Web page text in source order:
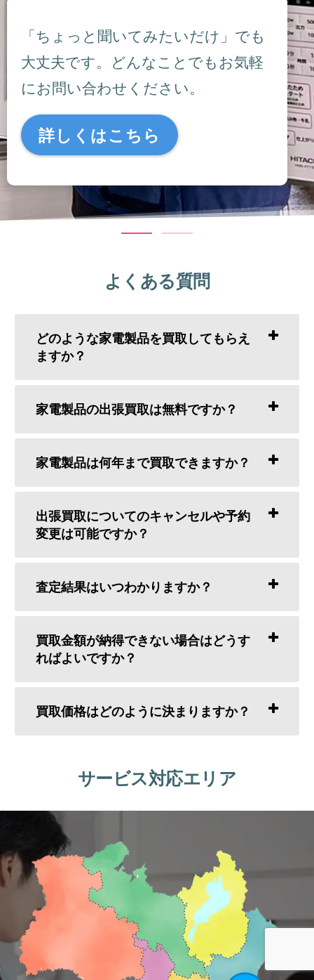
「ちょっと聞いてみたいだけ」でも
大丈夫です。どんなことでもお気軽
にお問い合わせください。
詳しくはこちら
よくある質問
どのような家電製品を買取してもらえ
ますか？
家電製品の出張買取は無料ですか？
家電製品は何年まで買取できますか？
出張買取についてのキャンセルや予約
変更は可能ですか？
査定結果はいつわかりますか？
買取金額が納得できない場合はどうす
ればよいですか？
買取価格はどのように決まりますか？
サービス対応エリア